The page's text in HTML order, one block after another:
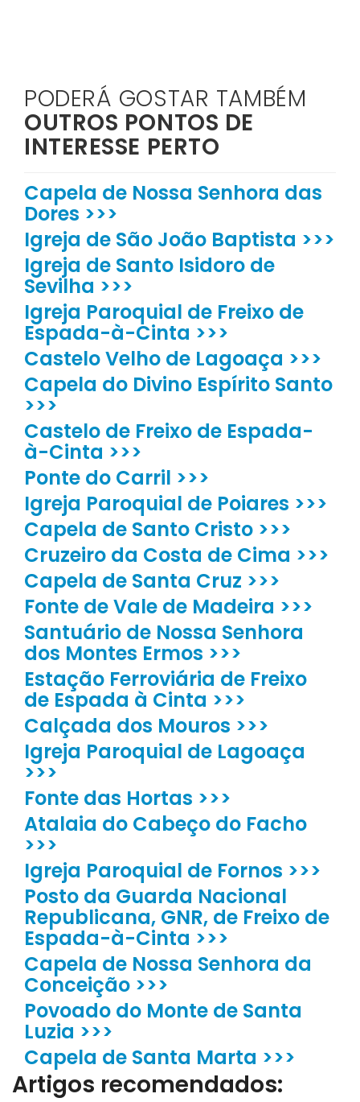
PODERÁ GOSTAR TAMBÉM
OUTROS PONTOS DE
INTERESSE PERTO
Capela de Nossa Senhora das
Dores >>>
Igreja de São João Baptista >>>
Igreja de Santo Isidoro de
Sevilha >>>
Igreja Paroquial de Freixo de
Espada-à-Cinta >>>
Castelo Velho de Lagoaça >>>
Capela do Divino Espírito Santo
>>>
Castelo de Freixo de Espada-
à-Cinta >>>
Ponte do Carril >>>
Igreja Paroquial de Poiares >>>
Capela de Santo Cristo >>>
Cruzeiro da Costa de Cima >>>
Capela de Santa Cruz >>>
Fonte de Vale de Madeira >>>
Santuário de Nossa Senhora
dos Montes Ermos >>>
Estação Ferroviária de Freixo
de Espada à Cinta >>>
Calçada dos Mouros >>>
Igreja Paroquial de Lagoaça
>>>
Fonte das Hortas >>>
Atalaia do Cabeço do Facho
>>>
Igreja Paroquial de Fornos >>>
Posto da Guarda Nacional
Republicana, GNR, de Freixo de
Espada-à-Cinta >>>
Capela de Nossa Senhora da
Conceição >>>
Povoado do Monte de Santa
Luzia >>>
Capela de Santa Marta >>>
Artigos recomendados: